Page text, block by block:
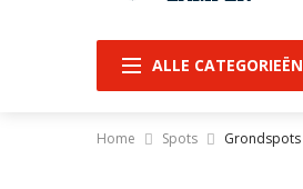
ALLE CATEGORIEËN
Home Spots Grondspots